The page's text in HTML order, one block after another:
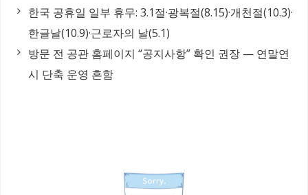
한국 공휴일 일부 휴무: 3.1절·광복절(8.15)·개천절(10.3)·
한글날(10.9)·근로자의 날(5.1)
방문 전 공관 홈페이지 “공지사항” 확인 권장 — 연말연
시 단축 운영 흔함